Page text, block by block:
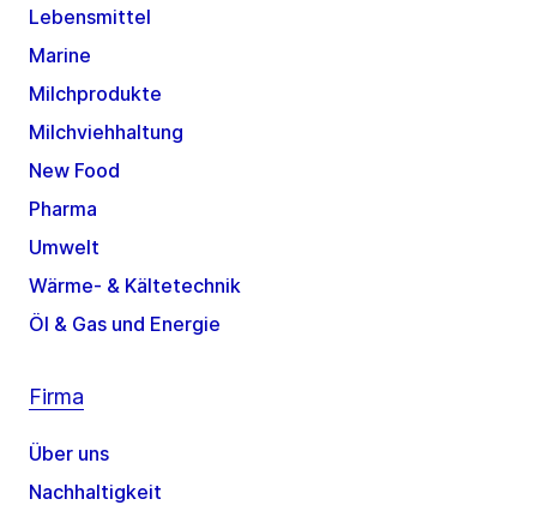
Lebensmittel
Marine
Milchprodukte
Milchviehhaltung
New Food
Pharma
Umwelt
Wärme- & Kältetechnik
Öl & Gas und Energie
Firma
Über uns
Nachhaltigkeit